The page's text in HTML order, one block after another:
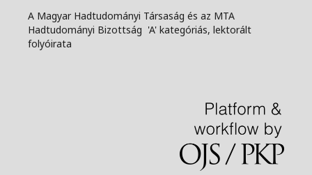
A Magyar Hadtudományi Társaság és az MTA
Hadtudományi Bizottság 'A' kategóriás, lektorált
folyóirata